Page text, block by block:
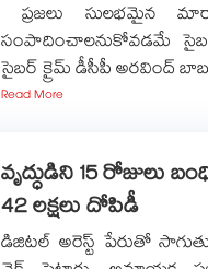
ప్రజలు సులభమైన
సంపాదించాలనుకోవడమే
సైబర్ క్రైమ్ డీసీపీ అరవింద్
Read More
వృద్ధుడిని 15 రోజులు
42 లక్షలు దోపిడీ
డిజిటల్ అరెస్ట్ పేరుతో